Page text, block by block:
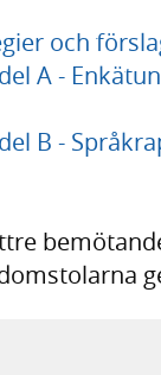
och
A -
B -